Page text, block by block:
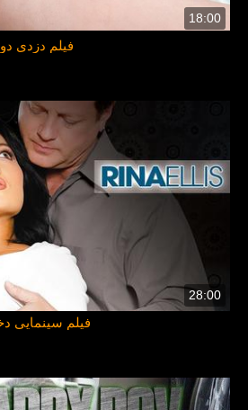
18:00
فیلم دزدی
28:00
فیلم سینمایی